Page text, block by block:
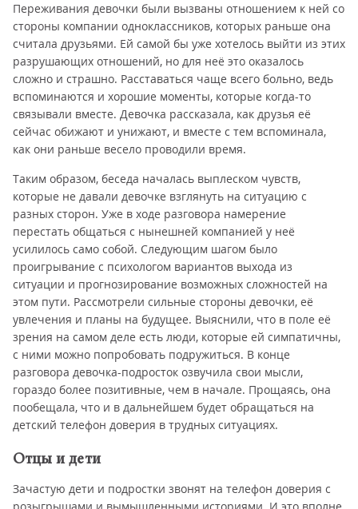
Переживания девочки были вызваны отношением к ней со
стороны компании одноклассников, которых раньше она
считала друзьями. Ей самой бы уже хотелось выйти из этих
разрушающих отношений, но для неё это оказалось
сложно и страшно. Расставаться чаще всего больно, ведь
вспоминаются и хорошие моменты, которые когда-то
связывали вместе. Девочка рассказала, как друзья её
сейчас обижают и унижают, и вместе с тем вспоминала,
как они раньше весело проводили время.
Таким образом, беседа началась выплеском чувств,
которые не давали девочке взглянуть на ситуацию с
разных сторон. Уже в ходе разговора намерение
перестать общаться с нынешней компанией у неё
усилилось само собой. Следующим шагом было
проигрывание с психологом вариантов выхода из
ситуации и прогнозирование возможных сложностей на
этом пути. Рассмотрели сильные стороны девочки, её
увлечения и планы на будущее. Выяснили, что в поле её
зрения на самом деле есть люди, которые ей симпатичны,
с ними можно попробовать подружиться. В конце
разговора девочка-подросток озвучила свои мысли,
гораздо более позитивные, чем в начале. Прощаясь, она
пообещала, что и в дальнейшем будет обращаться на
детский телефон доверия в трудных ситуациях.
Отцы и дети
Зачастую дети и подростки звонят на телефон доверия с